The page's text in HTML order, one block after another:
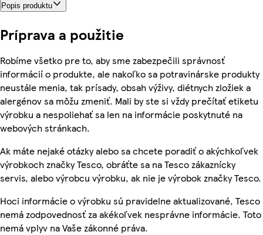
Popis produktu
Príprava a použitie
Robíme všetko pre to, aby sme zabezpečili správnosť
informácií o produkte, ale nakoľko sa potravinárske produkty
neustále menia, tak prísady, obsah výživy, diétnych zložiek a
alergénov sa môžu zmeniť. Mali by ste si vždy prečítať etiketu
výrobku a nespoliehať sa len na informácie poskytnuté na
webových stránkach.
Ak máte nejaké otázky alebo sa chcete poradiť o akýchkoľvek
výrobkoch značky Tesco, obráťte sa na Tesco zákaznícky
servis, alebo výrobcu výrobku, ak nie je výrobok značky Tesco.
Hoci informácie o výrobku sú pravidelne aktualizované, Tesco
nemá zodpovednosť za akékoľvek nesprávne informácie. Toto
nemá vplyv na Vaše zákonné práva.